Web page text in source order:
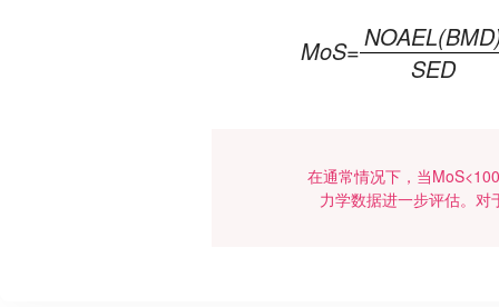
MoS=
SED
在通常情况下，当
力学数据进一步评估。